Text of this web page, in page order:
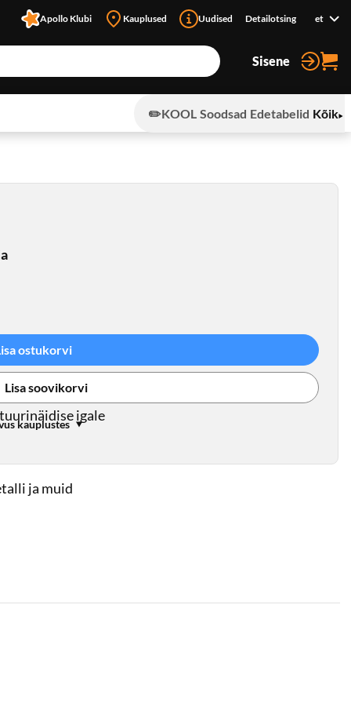
Apollo Klubi Kauplused Uudised Detailotsing et
Sisene
✏️KOOL Soodsad Edetabelid Kõik
igale
ja muid
ostukorvi
Lisa soovikorvi
kauplustes